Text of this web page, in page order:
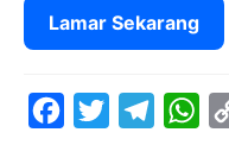
Lamar Sekarang
W